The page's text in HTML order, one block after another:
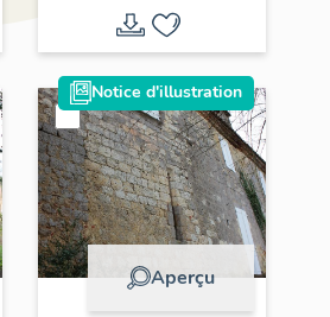
Notice d'illustration
Aperçu